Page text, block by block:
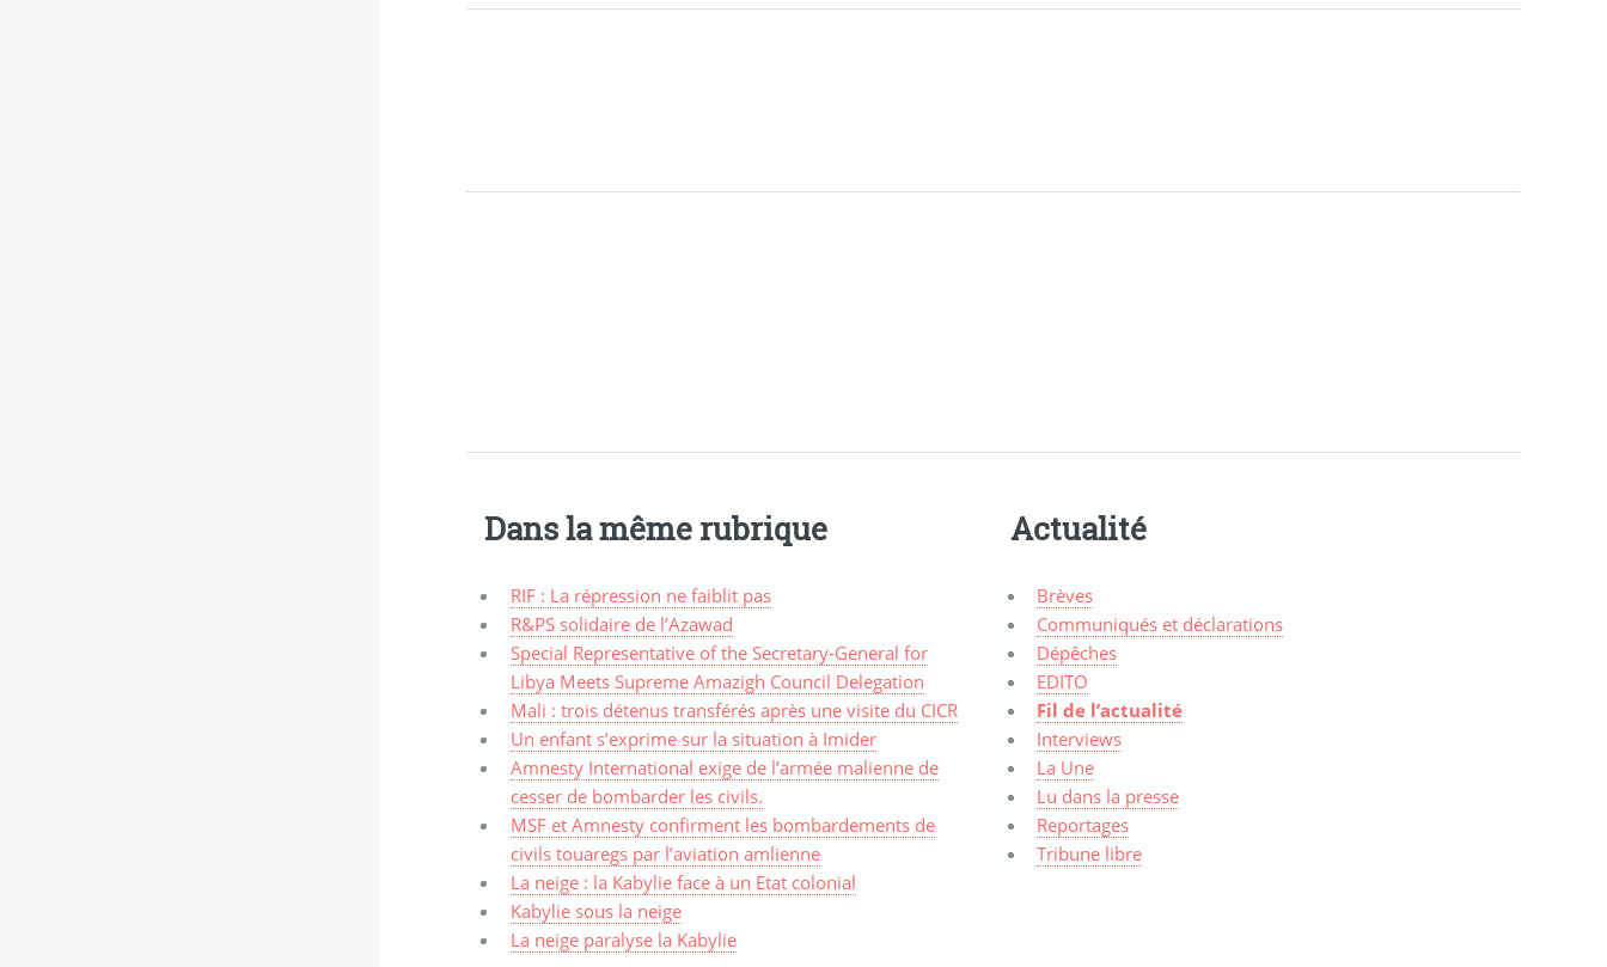
Dans la même rubrique
RIF : La répression ne faiblit pas
R&PS solidaire de l’Azawad
Special Representative of the Secretary-General for
Libya Meets Supreme Amazigh Council Delegation
Mali : trois détenus transférés après une visite du CICR
Un enfant s’exprime sur la situation à Imider
Amnesty International exige de l’armée malienne de
cesser de bombarder les civils.
MSF et Amnesty confirment les bombardements de
civils touaregs par l’aviation amlienne
La neige : la Kabylie face à un Etat colonial
Kabylie sous la neige
La neige paralyse la Kabylie
Actualité
Brèves
Communiqués et déclarations
Dépêches
EDITO
Fil de l’actualité
Interviews
La Une
Lu dans la presse
Reportages
Tribune libre